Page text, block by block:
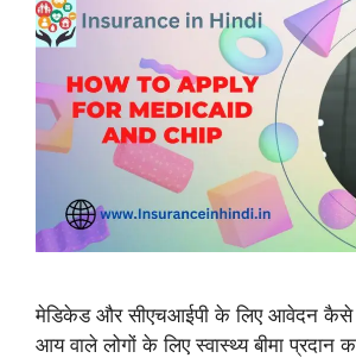
मेडिकेड और सीएचआईपी के लिए आवेदन
आय वाले लोगों के लिए स्वास्थ्य बीमा प्रदान